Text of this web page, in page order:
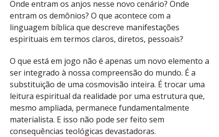
Onde entram os anjos nesse novo cenário? Onde
entram os demônios? O que acontece com a
linguagem bíblica que descreve manifestações
espirituais em termos claros, diretos, pessoais?
O que está em jogo não é apenas um novo elemento a
ser integrado à nossa compreensão do mundo. É a
substituição de uma cosmovisão inteira. É trocar uma
leitura espiritual da realidade por uma estrutura que,
mesmo ampliada, permanece fundamentalmente
materialista. E isso não pode ser feito sem
consequências teológicas devastadoras.